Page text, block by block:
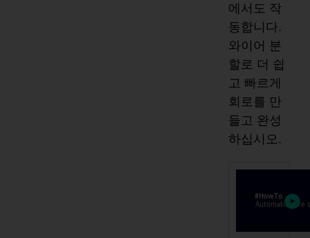
에서도 작
동합니다.
와이어 분
할로 더 쉽
고 빠르게
회로를 만
들고 완성
하십시오.